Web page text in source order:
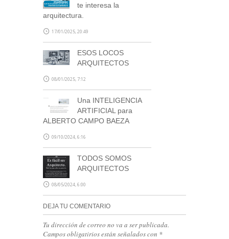
te interesa la
arquitectura.
17/01/2025, 20:49
ESOS LOCOS
ARQUITECTOS
08/01/2025, 7:12
Una INTELIGENCIA
ARTIFICIAL para
ALBERTO CAMPO BAEZA
09/10/2024, 6:16
TODOS SOMOS
ARQUITECTOS
08/05/2024, 6:00
DEJA TU COMENTARIO
Tu dirección de correo no va a ser publicada.
Campos obligatirios están señalados con *